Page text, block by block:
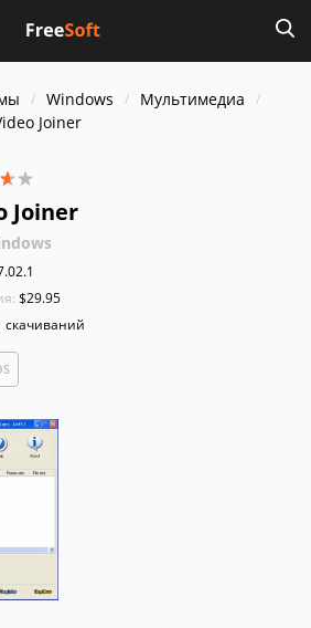
Windows
Мультимедиа
Joiner
Joiner
$29.95
скачиваний